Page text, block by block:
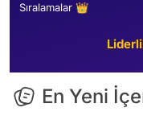
Sıralamalar 👑
En Yeni